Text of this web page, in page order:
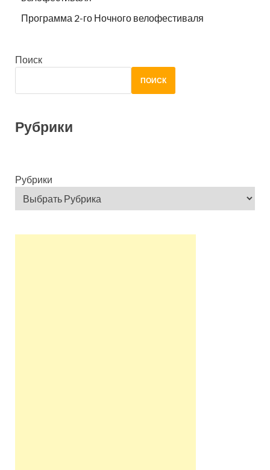
Программа 2-го Ночного велофестиваля
Поиск
ПОИСК
Рубрики
Рубрики